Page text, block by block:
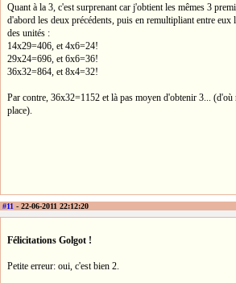
Quant à la 3, c'est surprenant car j'obtient les mêmes 3
d'abord les deux précédents, puis en remultipliant entre eux
des unités :
14x29=406, et 4x6=24!
29x24=696, et 6x6=36!
36x32=864, et 8x4=32!
Par contre, 36x32=1152 et là pas moyen d'obtenir 3... (d'où
place).
#11 - 22-06-2011 22:12:20
Félicitations Golgot !
Petite erreur: oui, c'est bien 2.